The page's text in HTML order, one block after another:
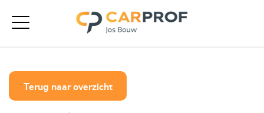
Terug naar overzicht